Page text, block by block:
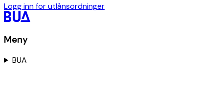
Logg inn for utlånsordninger
Meny
BUA